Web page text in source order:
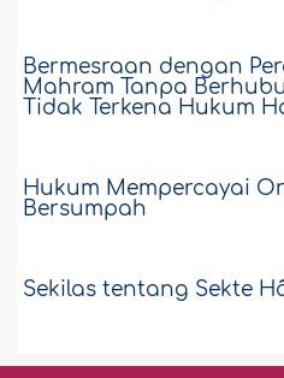
Bermesraan dengan
Mahram Tanpa
Tidak Terkena Hukum
Hukum Mempercayai
Bersumpah
Sekilas tentang Sekte